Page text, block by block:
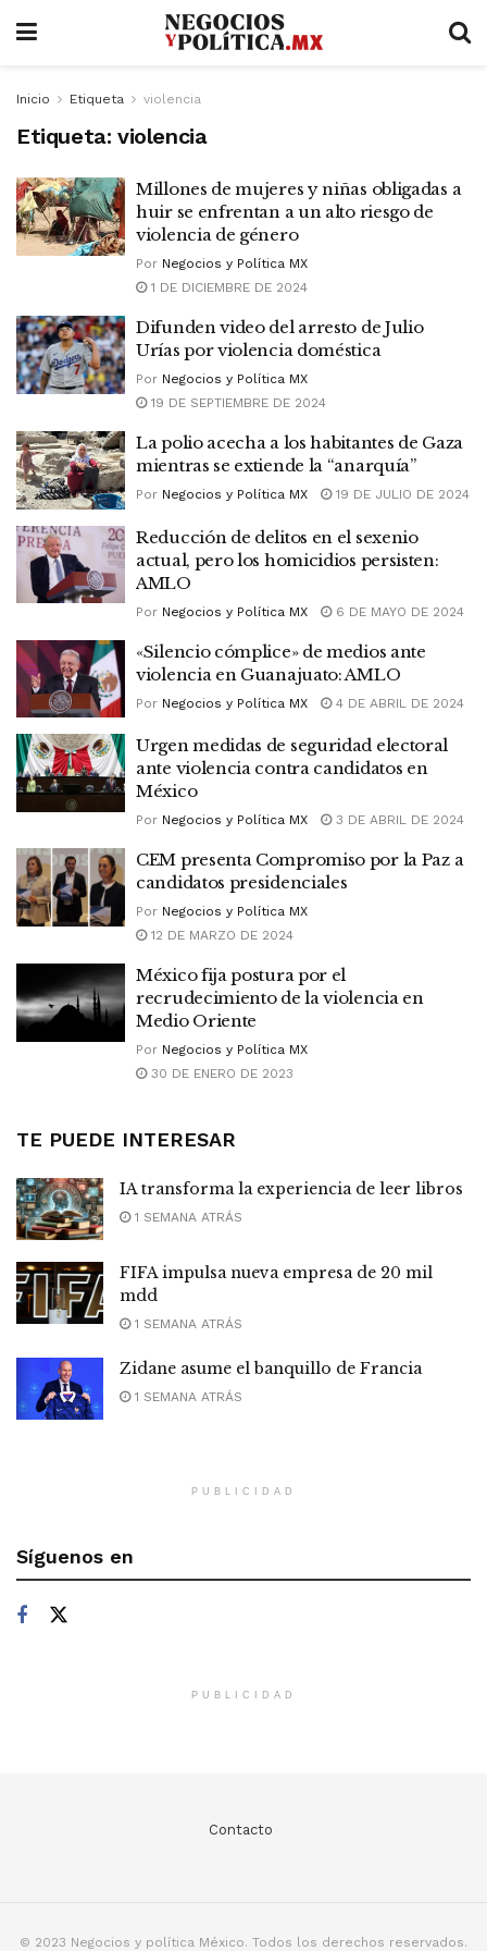
Inicio Etiqueta violencia
Etiqueta: violencia
Millones de mujeres y niñas obligadas a
huir se enfrentan a un alto riesgo de
violencia de género
Por Negocios y Política MX
1 DE DICIEMBRE DE 2024
Difunden video del arresto de Julio
Urías por violencia doméstica
Por Negocios y Política MX
19 DE SEPTIEMBRE DE 2024
La polio acecha a los habitantes de Gaza
mientras se extiende la “anarquía”
Por Negocios y Política MX 19 DE JULIO DE 2024
Reducción de delitos en el sexenio
actual, pero los homicidios persisten:
AMLO
Por Negocios y Política MX 6 DE MAYO DE 2024
«Silencio cómplice» de medios ante
violencia en Guanajuato: AMLO
Por Negocios y Política MX 4 DE ABRIL DE 2024
Urgen medidas de seguridad electoral
ante violencia contra candidatos en
México
Por Negocios y Política MX 3 DE ABRIL DE 2024
CEM presenta Compromiso por la Paz a
candidatos presidenciales
Por Negocios y Política MX
12 DE MARZO DE 2024
México fija postura por el
recrudecimiento de la violencia en
Medio Oriente
Por Negocios y Política MX
30 DE ENERO DE 2023
TE PUEDE INTERESAR
IA transforma la experiencia de leer libros
1 SEMANA ATRÁS
FIFA impulsa nueva empresa de 20 mil
mdd
1 SEMANA ATRÁS
Zidane asume el banquillo de Francia
1 SEMANA ATRÁS
PUBLICIDAD
Síguenos en
PUBLICIDAD
Contacto
© 2023 Negocios y política México. Todos los derechos reservados.